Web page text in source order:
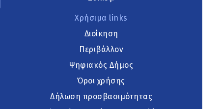
Χρήσιμα links
Διοίκηση
Περιβάλλον
Ψηφιακός Δήμος
Όροι χρήσης
Δήλωση προσβασιμότητας